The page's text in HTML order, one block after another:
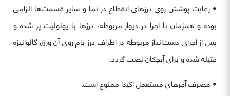
• رعایت پوشش روی درزهای انقطاع در نما و سایر قسمت‌ها الزامی
بوده و همزمان با اجرا در دیوار مربوطه، درزها با یونولیت پر شده و
پس از اجرای دست‌انداز مربوطه در اطراف درز بام روی آن ورق گالوانیزه
فتیله شده و برای آبچکان نصب گردد.
• مصرف آجرهای مستعمل اکیدا ممنوع است.